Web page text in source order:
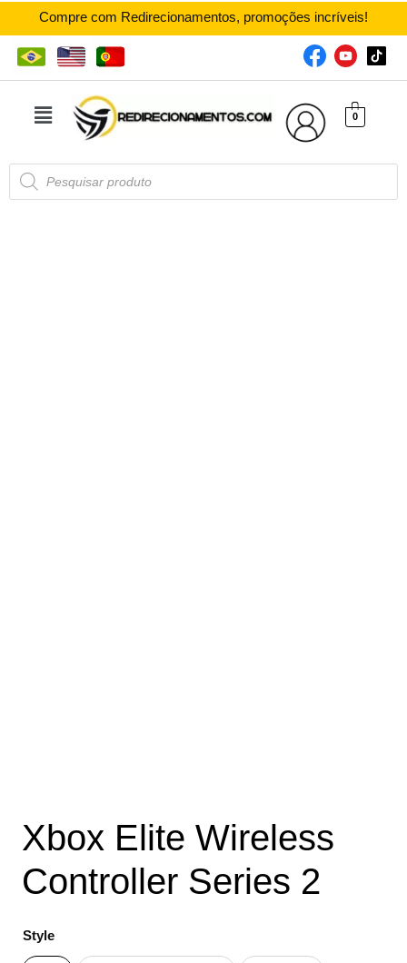
Compre com Redirecionamentos, promoções incríveis!
0
Xbox Elite Wireless
Controller Series 2
Style